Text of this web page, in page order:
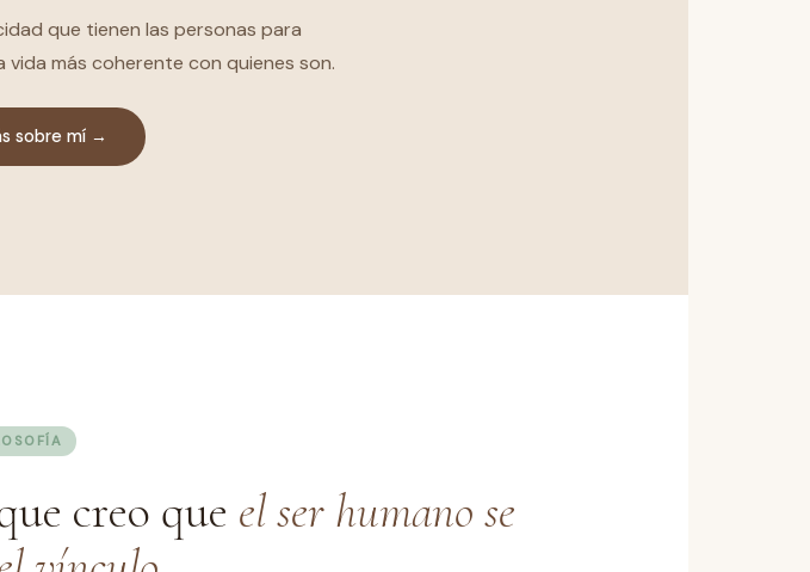
que tienen las personas para
más coherente con quienes son.
sobre mí →
creo que el ser humano se